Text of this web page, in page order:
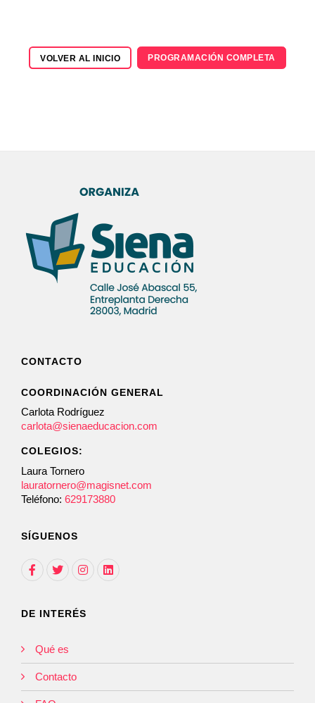
VOLVER AL INICIO PROGRAMACIÓN COMPLETA
CONTACTO
COORDINACIÓN GENERAL
Carlota Rodríguez
carlota@sienaeducacion.com
COLEGIOS:
Laura Tornero
lauratornero@magisnet.com
Teléfono: 629173880
SÍGUENOS
DE INTERÉS
Qué es
Contacto